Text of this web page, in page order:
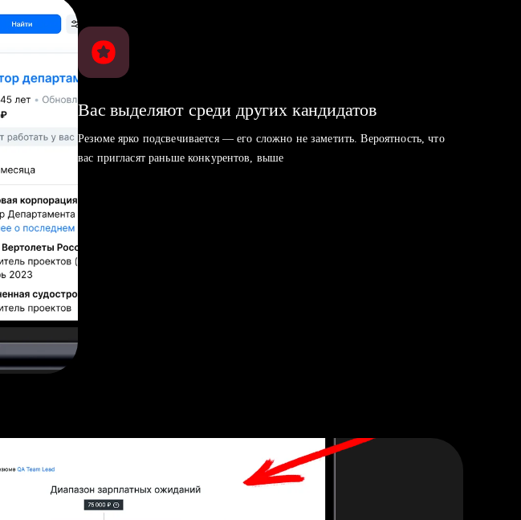
Вас выделяют среди других кандидатов
Резюме ярко подсвечивается — его сложно не заметить. Вероятность, что
вас пригласят раньше конкурентов, выше